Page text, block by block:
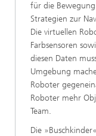
für die
Strategien zur
Die virtuellen
Farbsensoren
diesen Daten
Umgebung
Roboter
Roboter mehr
Team.
Die